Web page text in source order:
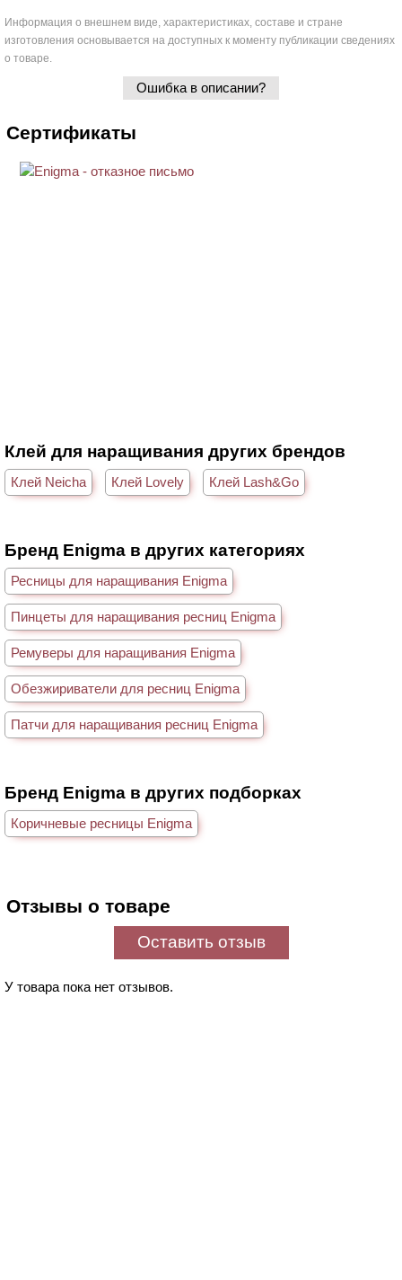
Информация о внешнем виде, характеристиках, составе и стране
изготовления основывается на доступных к моменту публикации сведениях
о товаре.
Ошибка в описании?
Сертификаты
Клей для наращивания других брендов
Клей Neicha Клей Lovely Клей Lash&Go
Бренд Enigma в других категориях
Ресницы для наращивания Enigma
Пинцеты для наращивания ресниц Enigma
Ремуверы для наращивания Enigma
Обезжириватели для ресниц Enigma
Патчи для наращивания ресниц Enigma
Бренд Enigma в других подборках
Коричневые ресницы Enigma
Отзывы о товаре
Оставить отзыв
У товара пока нет отзывов.